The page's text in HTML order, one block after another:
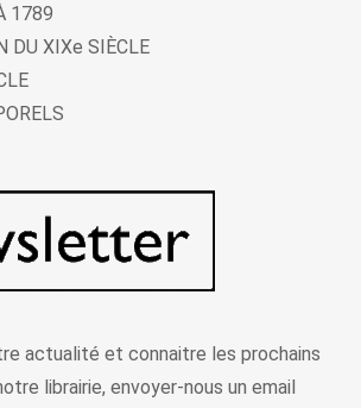
1789
DU XIXe SIÈCLE
actualité et connaitre les prochains
librairie, envoyer-nous un email